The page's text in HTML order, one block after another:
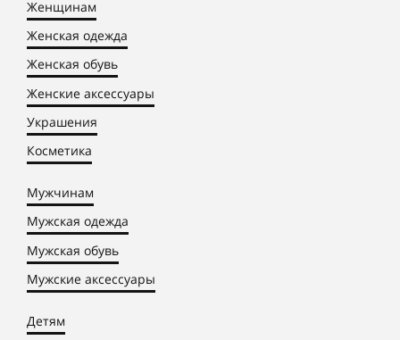
Женщинам
Женская одежда
Женская обувь
Женские аксессуары
Украшения
Косметика
Мужчинам
Мужская одежда
Мужская обувь
Мужские аксессуары
Детям